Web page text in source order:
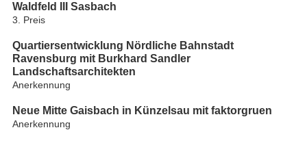
Waldfeld III Sasbach
3. Preis
Quartiersentwicklung Nördliche Bahnstadt
Ravensburg mit Burkhard Sandler
Landschaftsarchitekten
Anerkennung
Neue Mitte Gaisbach in Künzelsau mit faktorgruen
Anerkennung